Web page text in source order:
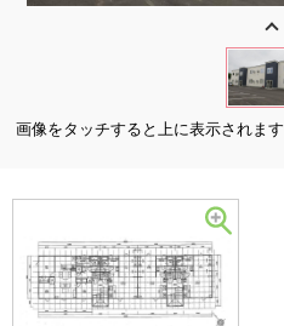
画像をタッチすると上に表示されます